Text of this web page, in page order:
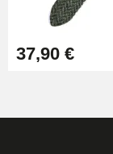
37,90 €